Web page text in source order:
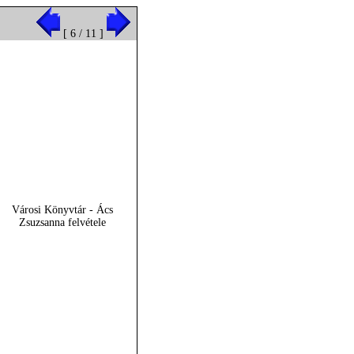
[ 6 / 11 ]
Városi Könyvtár - Ács
Zsuzsanna felvétele